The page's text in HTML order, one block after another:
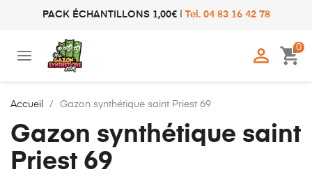
PACK ÉCHANTILLONS 1,00€| Tel. 04 83 16 42 78
 shopping_cart
0
Accueil Gazon synthétique saint Priest 69
Gazon synthétique saint
Priest 69